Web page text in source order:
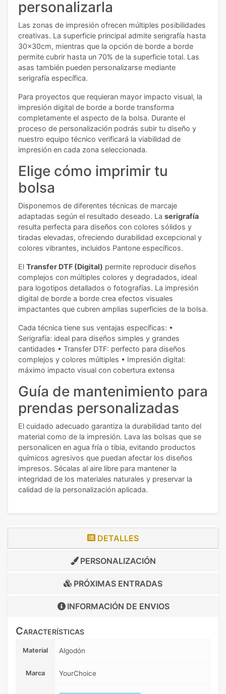
personalizarla
Las zonas de impresión ofrecen múltiples posibilidades
creativas. La superficie principal admite serigrafía hasta
30x30cm, mientras que la opción de borde a borde
permite cubrir hasta un 70% de la superficie total. Las
asas también pueden personalizarse mediante
serigrafía específica.
Para proyectos que requieran mayor impacto visual, la
impresión digital de borde a borde transforma
completamente el aspecto de la bolsa. Durante el
proceso de personalización podrás subir tu diseño y
nuestro equipo técnico verificará la viabilidad de
impresión en cada zona seleccionada.
Elige cómo imprimir tu
bolsa
Disponemos de diferentes técnicas de marcaje
adaptadas según el resultado deseado. La serigrafía
resulta perfecta para diseños con colores sólidos y
tiradas elevadas, ofreciendo durabilidad excepcional y
colores vibrantes, incluidos Pantone específicos.
El Transfer DTF (Digital) permite reproducir diseños
complejos con múltiples colores y degradados, ideal
para logotipos detallados o fotografías. La impresión
digital de borde a borde crea efectos visuales
impactantes que cubren amplias superficies de la bolsa.
Cada técnica tiene sus ventajas específicas: •
Serigrafía: ideal para diseños simples y grandes
cantidades • Transfer DTF: perfecto para diseños
complejos y colores múltiples • Impresión digital:
máximo impacto visual con cobertura extensa
Guía de mantenimiento para
prendas personalizadas
El cuidado adecuado garantiza la durabilidad tanto del
material como de la impresión. Lava las bolsas que se
personalicen en agua fría o tibia, evitando productos
químicos agresivos que puedan afectar los diseños
impresos. Sécalas al aire libre para mantener la
integridad de los materiales naturales y preservar la
calidad de la personalización aplicada.
DETALLES
PERSONALIZACIÓN
PRÓXIMAS ENTRADAS
INFORMACIÓN DE ENVIOS
Características
Material Algodón
Marca YourChoice